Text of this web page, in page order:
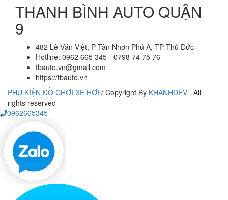
THANH BÌNH AUTO QUẬN
9
482 Lê Văn Việt, P Tân Nhơn Phú A, TP Thủ Đức
Hotline: 0962 665 345 - 0798 74 75 76
tbauto.vn@gmail.com
https://tbauto.vn
PHỤ KIỆN ĐỒ CHƠI XE HƠI / Copyright By KHANHDEV . All
rights reserved
0962665345